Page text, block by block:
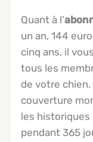
Quant à l’
un an, 144
cinq ans, il
tous les
de votre chien.
couverture
les historiques
pendant 365